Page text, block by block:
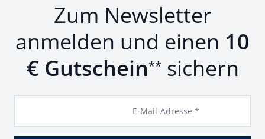
Zum Newsletter
anmelden und einen 10
€ Gutschein** sichern
E-Mail-Adresse *